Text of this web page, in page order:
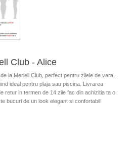
Club - Alice
la Meriell Club, perfect pentru zilele de vara.
ideal pentru plaja sau piscina. Livrarea
retur in termen de 14 zile fac din achizitia ta o
bucuri de un look elegant si confortabil!